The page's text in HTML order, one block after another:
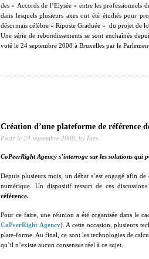
des « Accords de l’Elysée » entre les professionnels
dans lesquels plusieurs axes ont été étudiés pour
désormais célèbre « Riposte Graduée » du projet de
Une série de rebondissements se sont enchaînés
voté le 24 septembre 2008 à Bruxelles par le
Création d’une plateforme de référence
Posté le 24 septembre 2008, by Ines
CoPeerRight Agency s’interroge sur les solutions qui
Depuis plusieurs mois, un débat s’est engagé afin
numérique. Un dispositif ressort de ces
référence.
Pour ce faire, une réunion a été organisée dans le
CoPeerRight Agency). A cette occasion, plusieurs
plate-forme. Au final, ce sont les technologies de
qu’il n’existe aucun consensus réel à ce sujet.